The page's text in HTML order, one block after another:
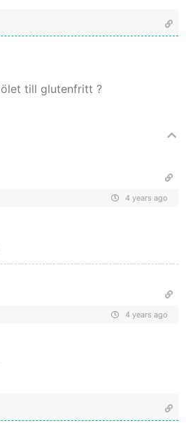
till glutenfritt ?
4 years ago
4 years ago